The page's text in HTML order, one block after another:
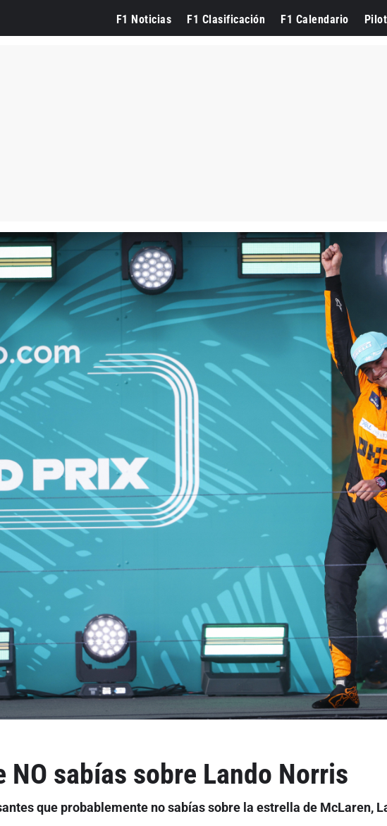
F1 Noticias F1 Clasificación F1 Calendario
NO sabías sobre Lando Norris
que probablemente no sabías sobre la estrella de McLaren,